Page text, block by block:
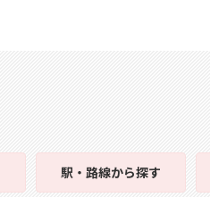
駅・路線から探す